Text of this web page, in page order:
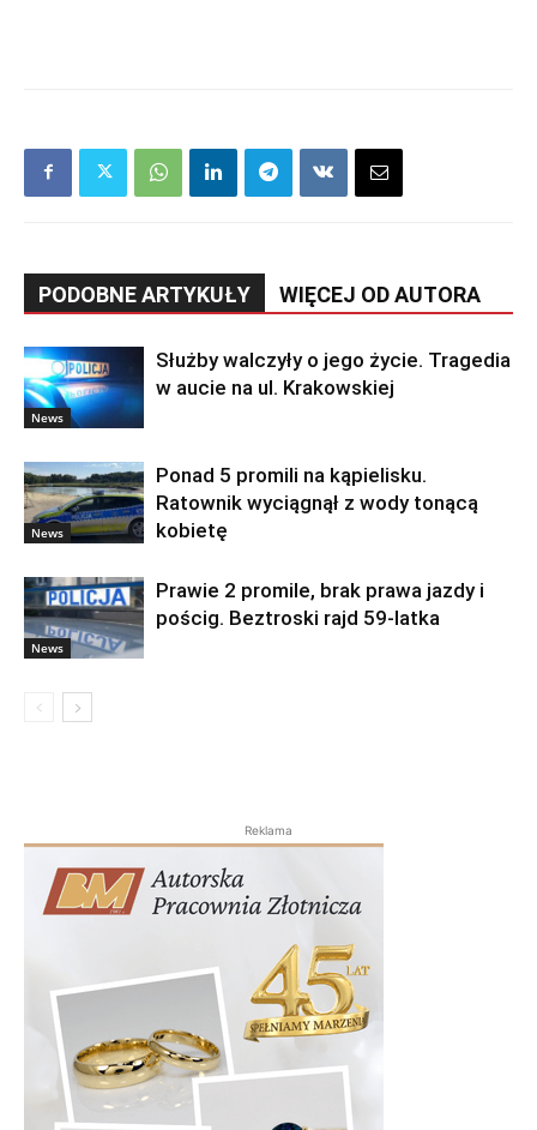
PODOBNE ARTYKUŁY WIĘCEJ OD AUTORA
News
Służby walczyły o jego życie. Tragedia
w aucie na ul. Krakowskiej
News
Ponad 5 promili na kąpielisku.
Ratownik wyciągnął z wody tonącą
kobietę
News
Prawie 2 promile, brak prawa jazdy i
pościg. Beztroski rajd 59-latka
Reklama